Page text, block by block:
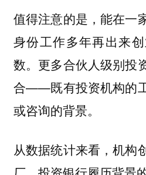
值得注意的是，能在一
身份工作多年再出来
数。更多合伙人级别投
合——既有投资机构的
或咨询的背景。
从数据统计来看，机构